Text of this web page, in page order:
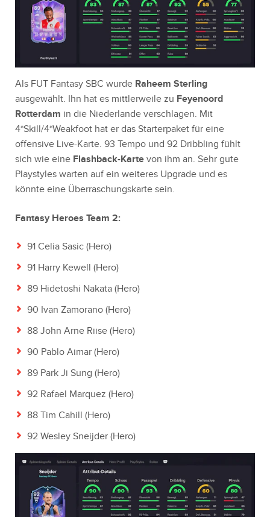
Als FUT Fantasy SBC wurde Raheem Sterling
ausgewählt. Ihn hat es mittlerweile zu Feyenoord
Rotterdam in die Niederlande verschlagen. Mit
4*Skill/4*Weakfoot hat er das Starterpaket für eine
offensive Live-Karte. 93 Tempo und 92 Dribbling fühlt
sich wie eine Flashback-Karte von ihm an. Sehr gute
Playstyles warten auf ein weiteres Upgrade und es
könnte eine Überraschungskarte sein.
Fantasy Heroes Team 2:
91 Celia Sasic (Hero)
91 Harry Kewell (Hero)
89 Hidetoshi Nakata (Hero)
90 Ivan Zamorano (Hero)
88 John Arne Riise (Hero)
90 Pablo Aimar (Hero)
89 Park Ji Sung (Hero)
92 Rafael Marquez (Hero)
88 Tim Cahill (Hero)
92 Wesley Sneijder (Hero)